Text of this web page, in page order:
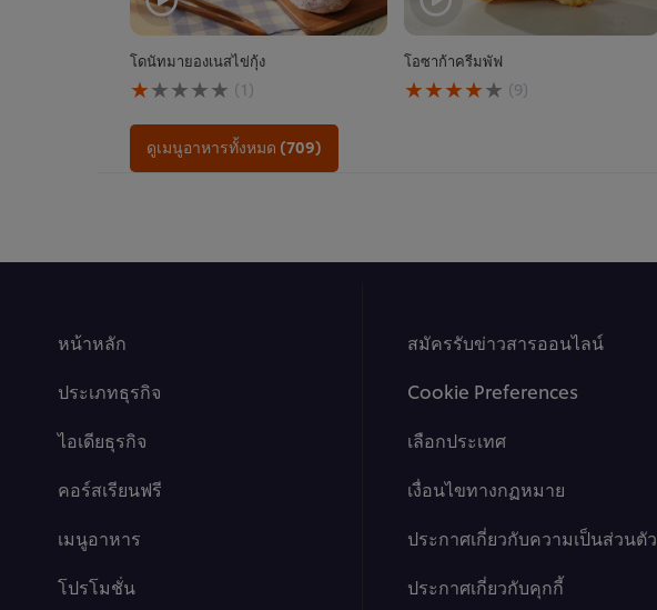
โดนัทมายองเนสไข่กุ้ง
คะแนน
เฉลี่ย
ของ
โดนัท
มา
นี้
คะแนน
1
(1)
โอซาก้าครีมพัฟ
คะแนน
เฉลี่ย
คือ
จาก
(9)
ดูเมนูอาหารทั้งหมด (709)
หน้าหลัก
ประเภทธุรกิจ
ไอเดียธุรกิจ
คอร์สเรียนฟรี
เมนูอาหาร
โปรโมชั่น
สมัครรับข่าวสารออนไลน์
Cookie Preferences
เลือกประเทศ
เงื่อนไขทางกฏหมาย
ประกาศเกี่ยวกับความเป็นส่วนตัว
ประกาศเกี่ยวกับคุกกี้